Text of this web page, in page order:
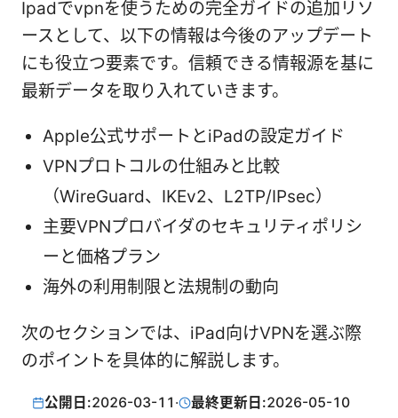
Ipadでvpnを使うための完全ガイドの追加リソ
ースとして、以下の情報は今後のアップデート
にも役立つ要素です。信頼できる情報源を基に
最新データを取り入れていきます。
Apple公式サポートとiPadの設定ガイド
VPNプロトコルの仕組みと比較
（WireGuard、IKEv2、L2TP/IPsec）
主要VPNプロバイダのセキュリティポリシ
ーと価格プラン
海外の利用制限と法規制の動向
次のセクションでは、iPad向けVPNを選ぶ際
のポイントを具体的に解説します。
公開日:2026-03-11 · 最終更新日:2026-05-10